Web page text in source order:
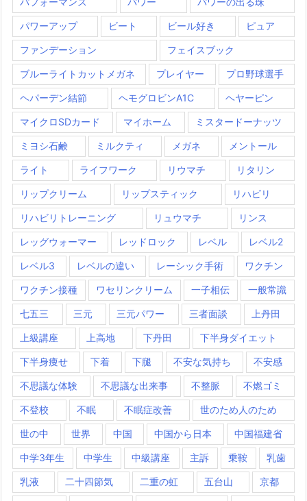
パワーアップ ビート ビール好き ピュア
ファンデーション フェイスブック
ブルーライトカットメガネ プレイヤー プロ野球選手
ヘパーデン結節 ヘモグロビンA1C ヘヤーピン
マイクロSDカード マイホーム ミスタードーナッツ
ミヨシ石鹸 ミルクティ メガネ メントール
ライト ライフワーク リウマチ リタリン
リップクリーム リップスティック リハビリ
リハビリトレーニング リュウマチ リンス
レッグウォーマー レッドロック レベル レベル2
レベル3 レベルの違い レーシック手術 ワクチン
ワクチン接種 ワセリンクリーム 一子相伝 一般常識
七五三 三元 三元パワー 三者面談 上丹田
上級講座 上高地 下丹田 下半身ダイエット
下半身痩せ 下着 下腿 不安な気持ち 不安感
不思議な体験 不思議な出来事 不整脈 不燃ゴミ
不登校 不眠 不眠症改善 世のため人のため
世の中 世界 中国 中国から日本 中国福建省
中学3年生 中学生 中級講座 主訴 乗鞍 乳歯
乳液 二十四節気 二重の虹 五台山 京都